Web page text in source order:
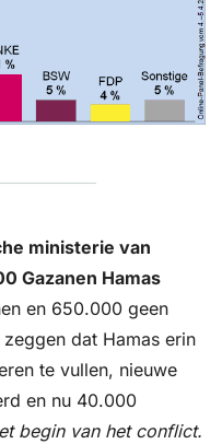
ministerie van
Gazanen Hamas
en 650.000 geen
dat Hamas erin
te vullen, nieuwe
en nu 40.000
begin van het conflict.